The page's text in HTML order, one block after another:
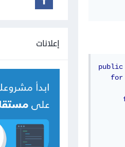
public
for
إعلانات